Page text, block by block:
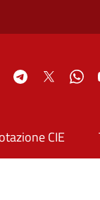
InstagramTelegramTwitter
CIE